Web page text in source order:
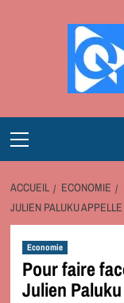
Menu
ACCUEIL ECONOMIE
JULIEN PALUKU APPELLE
Economie
Pour faire
Julien